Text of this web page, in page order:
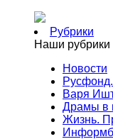
Рубрики
Наши рубрики
Новости
Варя
Драмы в
Жизнь.